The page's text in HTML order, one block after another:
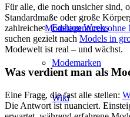
Fashion Weeks
Modemarken
Wiki
Für alle, die noch unsicher sind,
Standardmaße oder große
zahlreicheModelagenturen ohne
suchen gezielt nach Models in
Modewelt ist real – und wächst.
Was verdient man als
Eine Frage, die fast alle stellen:
Die Antwort ist nuanciert.